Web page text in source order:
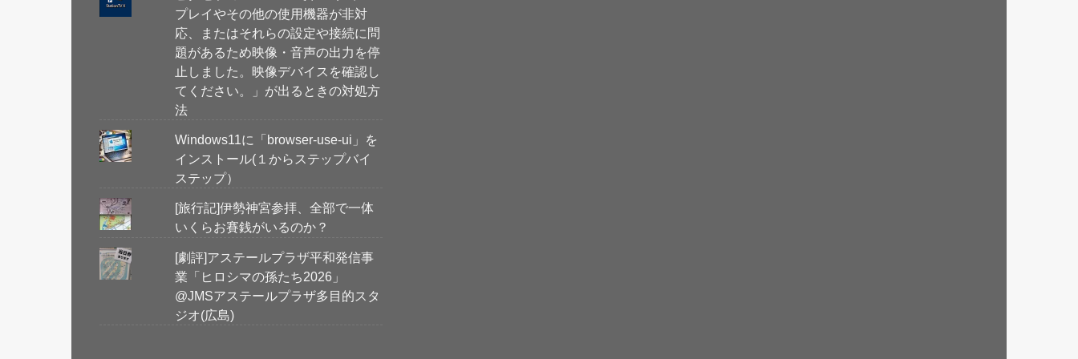
プレイやその他の使用機器が非対
応、またはそれらの設定や接続に問
題があるため映像・音声の出力を停
止しました。映像デバイスを確認し
てください。」が出るときの対処方
法
Windows11に「browser-use-ui」を
インストール(１からステップバイ
ステップ）
[旅行記]伊勢神宮参拝、全部で一体
いくらお賽銭がいるのか？
[劇評]アステールプラザ平和発信事
業「ヒロシマの孫たち2026」
@JMSアステールプラザ多目的スタ
ジオ(広島)